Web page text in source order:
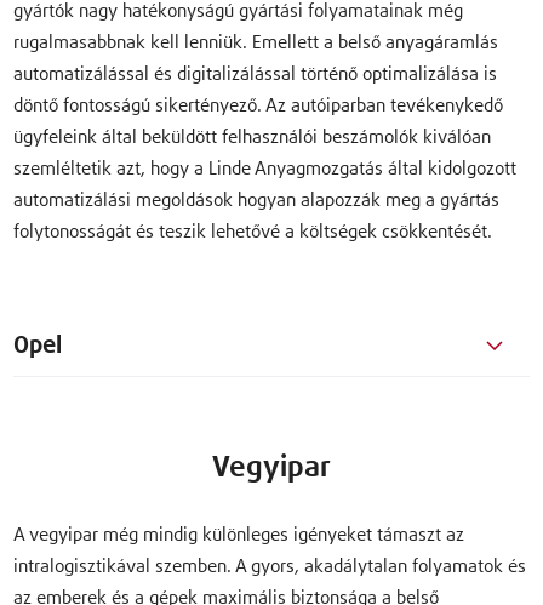
gyártók nagy hatékonyságú gyártási folyamatainak még
rugalmasabbnak kell lenniük. Emellett a belső anyagáramlás
automatizálással és digitalizálással történő optimalizálása is
döntő fontosságú sikertényező. Az autóiparban tevékenykedő
ügyfeleink által beküldött felhasználói beszámolók kiválóan
szemléltetik azt, hogy a Linde Anyagmozgatás által kidolgozott
automatizálási megoldások hogyan alapozzák meg a gyártás
folytonosságát és teszik lehetővé a költségek csökkentését.
Opel
Vegyipar
A vegyipar még mindig különleges igényeket támaszt az
intralogisztikával szemben. A gyors, akadálytalan folyamatok és
az emberek és a gépek maximális biztonsága a belső